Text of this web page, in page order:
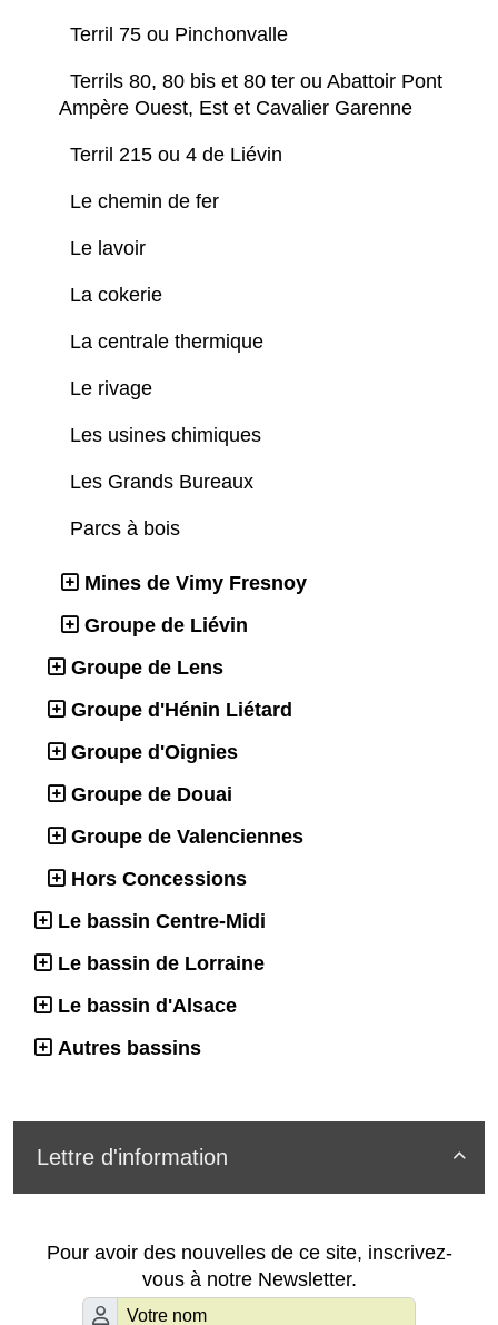
Terril 75 ou Pinchonvalle
Terrils 80, 80 bis et 80 ter ou Abattoir Pont
Ampère Ouest, Est et Cavalier Garenne
Terril 215 ou 4 de Liévin
Le chemin de fer
Le lavoir
La cokerie
La centrale thermique
Le rivage
Les usines chimiques
Les Grands Bureaux
Parcs à bois
Mines de Vimy Fresnoy
Groupe de Liévin
Groupe de Lens
Groupe d'Hénin Liétard
Groupe d'Oignies
Groupe de Douai
Groupe de Valenciennes
Hors Concessions
Le bassin Centre-Midi
Le bassin de Lorraine
Le bassin d'Alsace
Autres bassins

Lettre d'information
Pour avoir des nouvelles de ce site, inscrivez-
vous à notre Newsletter.